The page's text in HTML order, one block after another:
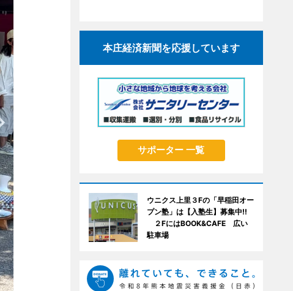
本庄経済新聞を応援しています
サポーター 一覧
ウニクス上里３Fの「早稲田オー
プン塾」は【入塾生】募集中!!
２FにはBOOK&CAFE 広い
駐車場